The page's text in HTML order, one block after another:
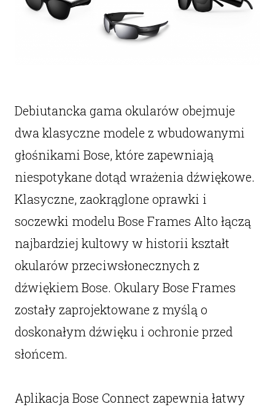
Debiutancka gama okularów obejmuje
dwa klasyczne modele z wbudowanymi
głośnikami Bose, które zapewniają
niespotykane dotąd wrażenia dźwiękowe.
Klasyczne, zaokrąglone oprawki i
soczewki modelu Bose Frames Alto łączą
najbardziej kultowy w historii kształt
okularów przeciwsłonecznych z
dźwiękiem Bose. Okulary Bose Frames
zostały zaprojektowane z myślą o
doskonałym dźwięku i ochronie przed
słońcem.
Aplikacja Bose Connect zapewnia łatwy